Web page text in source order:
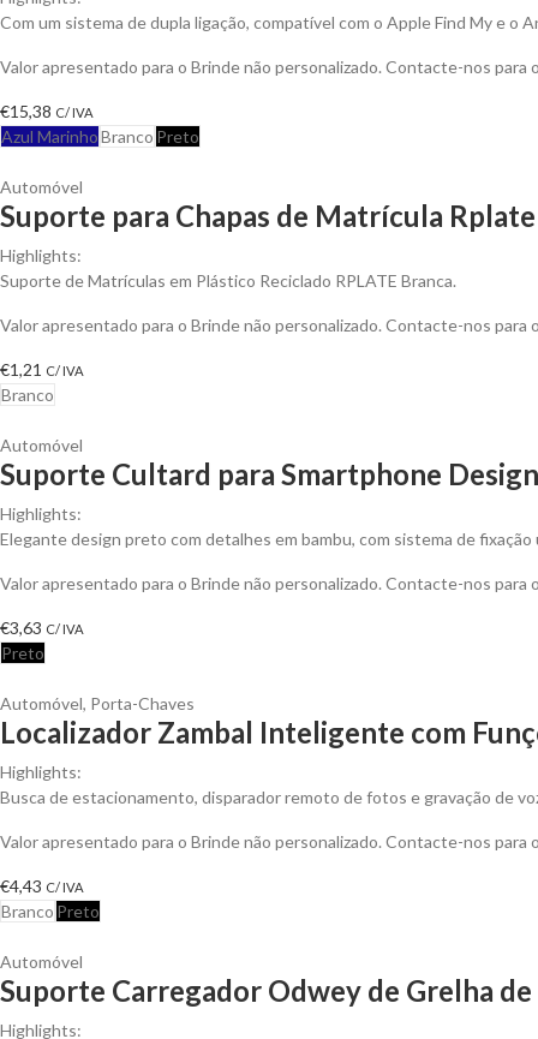
Com um sistema de dupla ligação, compatível com o Apple Find My e o
Valor apresentado para o Brinde não personalizado. Contacte-nos
€15,38 C/ IVA
Azul MarinhoBranco Preto
Automóvel
Suporte para Chapas de Matrícula
Highlights:
Suporte de Matrículas em Plástico Reciclado RPLATE Branca.
Valor apresentado para o Brinde não personalizado. Contacte-nos
€1,21 C/ IVA
Branco
Automóvel
Suporte Cultard para Smartphone
Highlights:
Elegante design preto com detalhes em bambu, com sistema de
Valor apresentado para o Brinde não personalizado. Contacte-nos
€3,63 C/ IVA
Preto
Automóvel, Porta-Chaves
Localizador Zambal Inteligente com
Highlights:
Busca de estacionamento, disparador remoto de fotos e gravação de
Valor apresentado para o Brinde não personalizado. Contacte-nos
€4,43 C/ IVA
Branco Preto
Automóvel
Suporte Carregador Odwey de Grelha
Highlights: